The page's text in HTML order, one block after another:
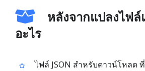
หลังจากแปลงไฟ
อะไร
ไฟล์ JSON สำหรับดาวน์โหลด